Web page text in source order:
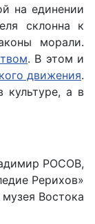
на единении
склонна к
морали.
. В этом и
движения.
культуре, а в
РОСОВ,
Рерихов»
музея Востока